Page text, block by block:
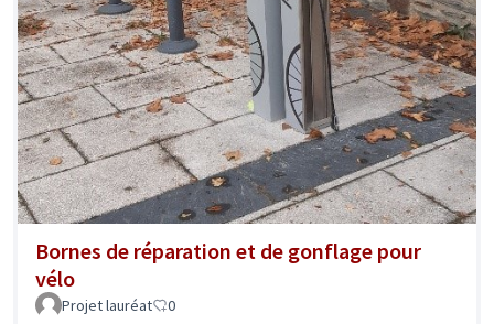
Bornes de réparation et de gonflage pour
vélo
Projet lauréat 0